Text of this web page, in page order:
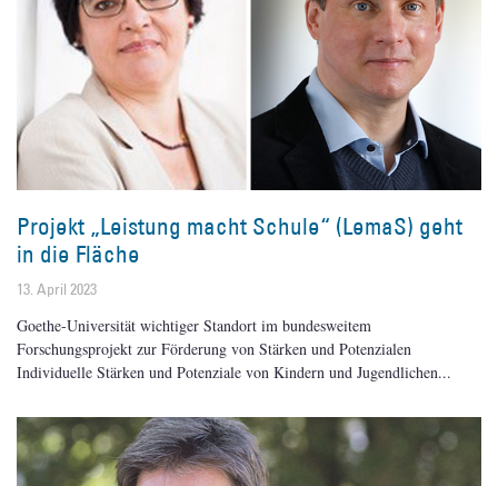
Projekt „Leistung macht Schule“ (LemaS) geht
in die Fläche
13. April 2023
Goethe-Universität wichtiger Standort im bundesweitem
Forschungsprojekt zur Förderung von Stärken und Potenzialen
Individuelle Stärken und Potenziale von Kindern und Jugendlichen